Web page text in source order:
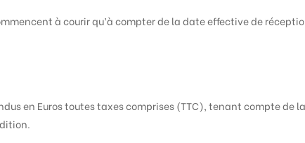
à courir qu’à compter de la date effective de
en Euros toutes taxes comprises (TTC), tenant compte de